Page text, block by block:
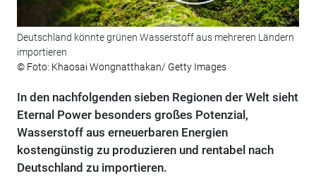
Deutschland könnte grünen Wasserstoff aus mehreren Ländern
importieren
© Foto: Khaosai Wongnatthakan/ Getty Images
In den nachfolgenden sieben Regionen der Welt sieht
Eternal Power besonders großes Potenzial,
Wasserstoff aus erneuerbaren Energien
kostengünstig zu produzieren und rentabel nach
Deutschland zu importieren.